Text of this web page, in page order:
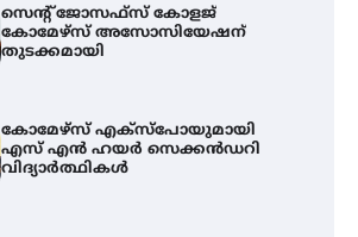
സെന്റ് ജോസഫ്സ് കോളജ്
കോമേഴ്‌സ് അസോസിയേഷന്
തുടക്കമായി
കോമേഴ്സ് എക്സ്പോയുമായി
എസ് എൻ ഹയർ സെക്കൻഡറി
വിദ്യാർത്ഥികൾ